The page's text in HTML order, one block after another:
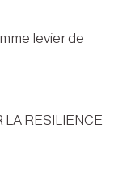
levier de
LA RESILIENCE